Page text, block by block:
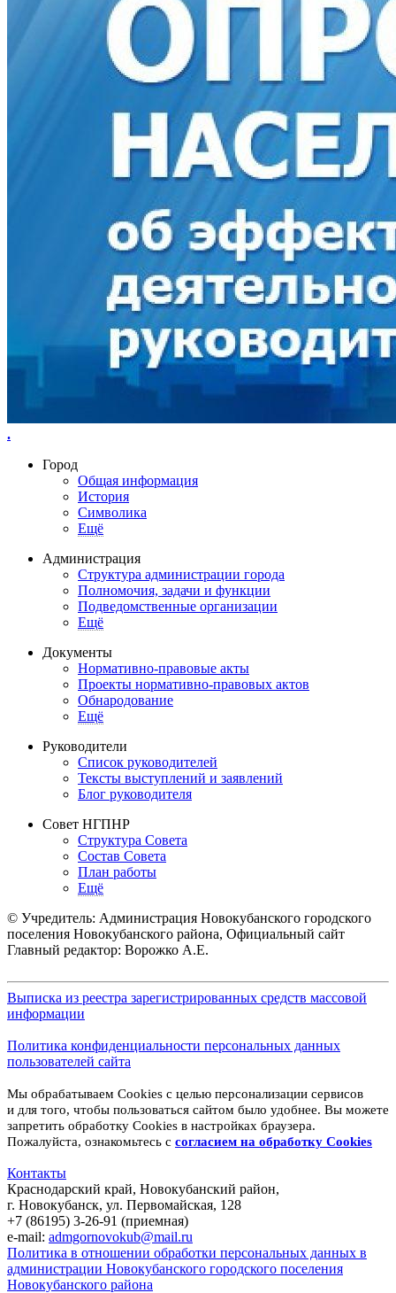
.
Город
Общая информация
История
Символика
Ещё
Администрация
Структура администрации города
Полномочия, задачи и функции
Подведомственные организации
Ещё
Документы
Нормативно-правовые акты
Проекты нормативно-правовых актов
Обнародование
Ещё
Руководители
Список руководителей
Тексты выступлений и заявлений
Блог руководителя
Совет НГПНР
Структура Совета
Состав Совета
План работы
Ещё
© Учредитель: Администрация Новокубанского городского
поселения Новокубанского района, Официальный сайт
Главный редактор: Ворожко А.Е.
Выписка из реестра зарегистрированных средств массовой
информации
Политика конфиденциальности персональных данных
пользователей сайта
Мы обрабатываем Cookies с целью персонализации сервисов
и для того, чтобы пользоваться сайтом было удобнее. Вы можете
запретить обработку Cookies в настройках браузера.
Пожалуйста, ознакомьтесь с согласием на обработку Cookies
Контакты
Краснодарский край, Новокубанский район,
г. Новокубанск, ул. Первомайская, 128
+7 (86195) 3-26-91 (приемная)
e-mail: admgornovokub@mail.ru
Политика в отношении обработки персональных данных в
администрации Новокубанского городского поселения
Новокубанского района